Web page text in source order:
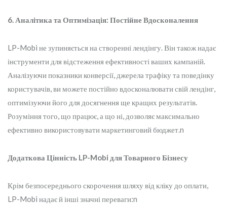
6. Аналітика та Оптимізація: Постійне Вдосконалення
LP-Mobi не зупиняється на створенні лендінгу. Він також надає
інструменти для відстеження ефективності ваших кампаній.
Аналізуючи показники конверсії, джерела трафіку та поведінку
користувачів, ви можете постійно вдосконалювати свій лендінг,
оптимізуючи його для досягнення ще кращих результатів.
Розуміння того, що працює, а що ні, дозволяє максимально
ефективно використовувати маркетинговий бюджет.n
Додаткова Цінність LP-Mobi для Товарного Бізнесу
Крім безпосереднього скорочення шляху від кліку до оплати,
LP-Mobi надає й інші значні переваги:n